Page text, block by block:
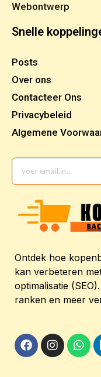
Webontwerp
Snelle
Posts
Over ons
Contacteer Ons
Privacybeleid
Algemene
Ontdek hoe
kan verbeteren
optimalisatie
ranken en meer